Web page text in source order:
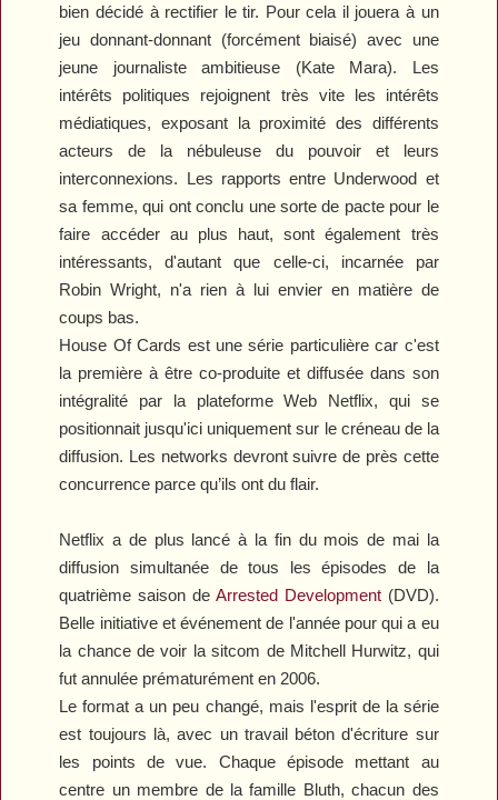
bien décidé à rectifier le tir. Pour cela il jouera à un
jeu donnant-donnant (forcément biaisé) avec une
jeune journaliste ambitieuse (Kate Mara). Les
intérêts politiques rejoignent très vite les intérêts
médiatiques, exposant la proximité des différents
acteurs de la nébuleuse du pouvoir et leurs
interconnexions. Les rapports entre Underwood et
sa femme, qui ont conclu une sorte de pacte pour le
faire accéder au plus haut, sont également très
intéressants, d'autant que celle-ci, incarnée par
Robin Wright, n'a rien à lui envier en matière de
coups bas.
House Of Cards est une série particulière car c'est
la première à être co-produite et diffusée dans son
intégralité par la plateforme Web Netflix, qui se
positionnait jusqu'ici uniquement sur le créneau de la
diffusion. Les networks devront suivre de près cette
concurrence parce qu’ils ont du flair.
Netflix a de plus lancé à la fin du mois de mai la
diffusion simultanée de tous les épisodes de la
quatrième saison deArrested Development(DVD).
Belle initiative et événement de l'année pour qui a eu
la chance de voir la sitcom de Mitchell Hurwitz, qui
fut annulée prématurément en 2006.
Le format a un peu changé, mais l'esprit de la série
est toujours là, avec un travail béton d'écriture sur
les points de vue. Chaque épisode mettant au
centre un membre de la famille Bluth, chacun des